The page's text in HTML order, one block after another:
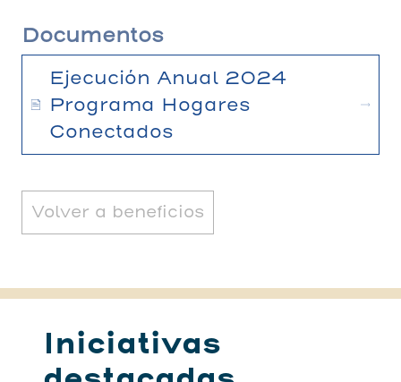
Documentos
Ejecución Anual 2024
Programa Hogares
Conectados
Volver a beneficios
Iniciativas